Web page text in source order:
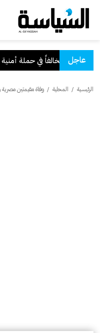
عاجلمع "القوى العاملة"
الرئيسية / المحلية / وفاة مقيمتين